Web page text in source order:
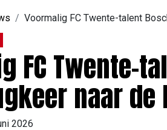
Voormalig FC Twente-talent
FC Twente-
naar de
2026